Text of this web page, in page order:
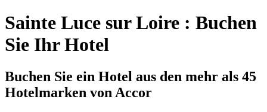
Sainte Luce sur Loire : Buchen
Sie Ihr Hotel
Buchen Sie ein Hotel aus den mehr als 45
Hotelmarken von Accor